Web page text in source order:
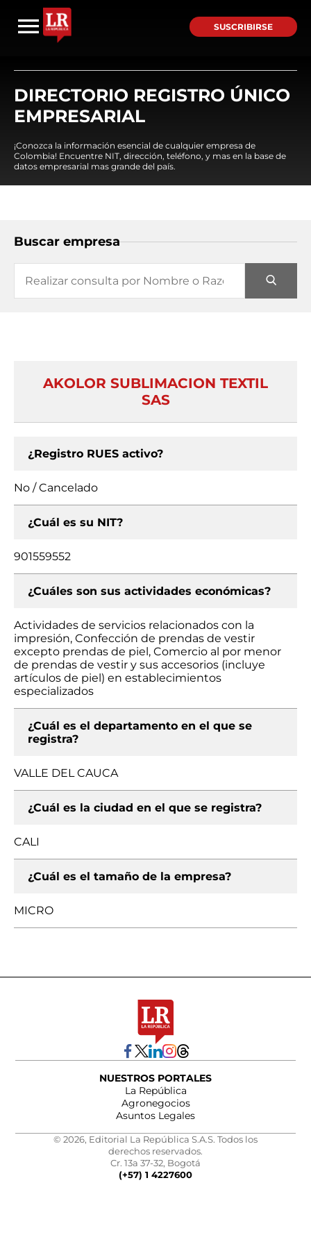
SUSCRIBIRSE
DIRECTORIO REGISTRO ÚNICO
EMPRESARIAL
¡Conozca la información esencial de cualquier empresa de
Colombia! Encuentre NIT, dirección, teléfono, y mas en la base de
datos empresarial mas grande del país.
Buscar empresa
AKOLOR SUBLIMACION TEXTIL
SAS
¿Registro RUES activo?
No / Cancelado
¿Cuál es su NIT?
901559552
¿Cuáles son sus actividades económicas?
Actividades de servicios relacionados con la
impresión, Confección de prendas de vestir
excepto prendas de piel, Comercio al por menor
de prendas de vestir y sus accesorios (incluye
artículos de piel) en establecimientos
especializados
¿Cuál es el departamento en el que se
registra?
VALLE DEL CAUCA
¿Cuál es la ciudad en el que se registra?
CALI
¿Cuál es el tamaño de la empresa?
MICRO
NUESTROS PORTALES
La República
Agronegocios
Asuntos Legales
© 2026, Editorial La República S.A.S. Todos los
derechos reservados.
Cr. 13a 37-32, Bogotá
(+57) 1 4227600